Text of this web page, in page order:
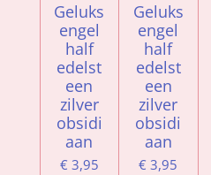
Geluks
engel
half
edelst
een
zilver
obsidi
aan
€ 3,95
Geluks
engel
half
edelst
een
zilver
obsidi
aan
€ 3,95